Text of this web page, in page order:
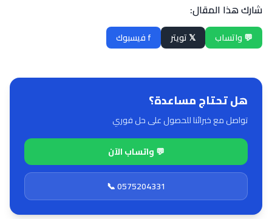
شارك هذا المقال:
💬 واتساب 𝕏 تويتر f فيسبوك
هل تحتاج مساعدة؟
تواصل مع خبرائنا للحصول على حل فوري
💬 واتساب الآن
📞 0575204331